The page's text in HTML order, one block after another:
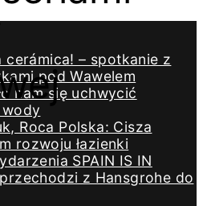
cerámica! – spotkanie z
pod Wawelem
nam się uchwycić
Roca Polska: Cisza
rozwoju łazienki
SPAIN IS IN
z Hansgrohe do